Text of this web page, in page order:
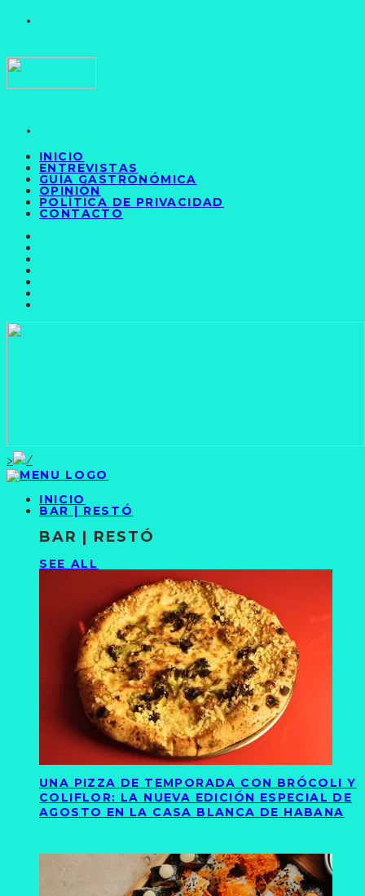
INICIO
ENTREVISTAS
GUÍA GASTRONÓMICA
OPINIÓN
POLÍTICA DE PRIVACIDAD
CONTACTO
>
INICIO
BAR | RESTÓ
BAR | RESTÓ
SEE ALL
UNA PIZZA DE TEMPORADA CON BRÓCOLI Y
COLIFLOR: LA NUEVA EDICIÓN ESPECIAL DE
AGOSTO EN LA CASA BLANCA DE HABANA